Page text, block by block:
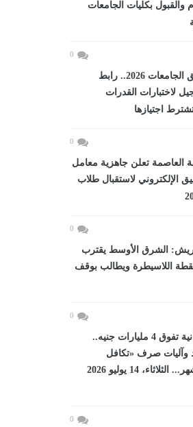
والقبول بكليات الجامعات
0
تنسيق الجامعات 2026.. رابط
لاختبارات القدرات
اجتيازها
0
العاصمة تعلن جاهزية معامل
الإلكتروني لاستقبال طلاب
0
الشرق الأوسط يقترب
اللاسيطرة ويطالب بوقف
0
بميزانية تفوق 4 مليارات جنيه..
وآليات صرف «تكافل
وكرامة» عن شهر... الثلاثاء، 14 يوليو 2026
0